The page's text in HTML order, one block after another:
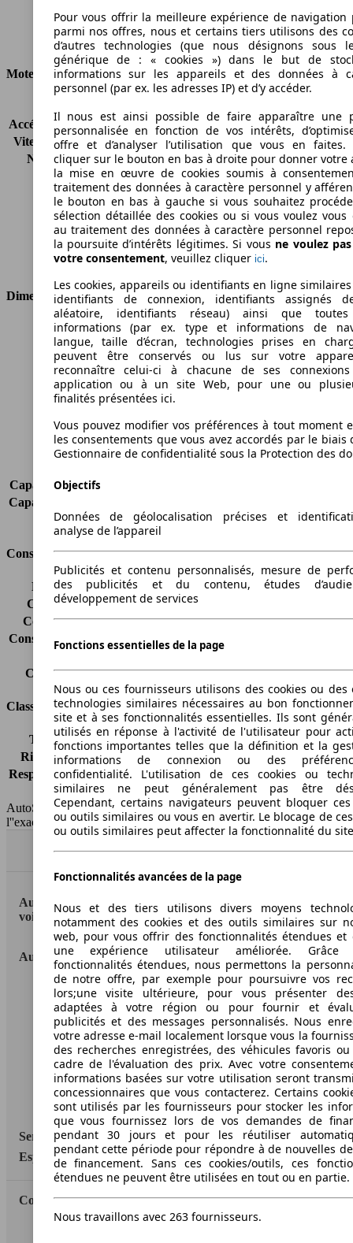
144 g/km
Émissions de CO2 (combinées)*
Moteur et Puissance
Accélération (0-100 km/h)
12.1s
Vitesse maximale (km/h) 176 km/h
Nombre de vitesses
6
Couple
320 nm
Cylindrée
1598 ccm
Carburant
Diesel
Cylindres
4
Transmission
Boîte manuelle
Type de traction
Traction avant
Dimensions
Longueur
4756 mm
Hauteur
1890 mm
Largeur
1832 mm
Empattement
3105 mm
Poids maximum
Portes
5
Sièges
5 - 7
Capacité de remorquage (sans freins)
Capacité de remorquage (avec freins)
Volume du coffre
1050 - 4000 l
Consommation
Émissions de CO2*
144 g/km (komb.)
Consommation (ville)
-
Consommation (route)
-
Consommation (combinée)*
Euro 6d
Capacité du réservoir
60 l
Classes d'assurance
Tous risques
-
Risques partiels
-
Responsabilité civile -
HSN/TSN
n.c./n.c.
AutoScout24 France SAS décline toute responsabilité concernant
l''exactitude des indications fournies.
Haut
AutoScout24: la plus grande plateforme en ligne de
voitures en Europe
AutoScout24
A propos d'AutoScout24
Conditions d'utilisation
Informations légales
Protection des données
Accessibility Statement
Service
Espace Pro
Contact
Pour vous offrir la meilleure expérience de navigation
parmi nos offres, nous et certains tiers utilisons des
d’autres technologies (que nous désignons sous
générique de : « cookies ») dans le but de
informations sur les appareils et des données à
personnel (par ex. les adresses IP) et d’y accéder.
Il nous est ainsi possible de faire apparaître une
personnalisée en fonction de vos intérêts,
offre et d’analyser l’utilisation que vous en faites.
cliquer sur le bouton en bas à droite pour donner votre
la mise en œuvre de cookies soumis à
traitement des données à caractère personnel y
le bouton en bas à gauche si vous souhaitez
sélection détaillée des cookies ou si vous voulez vous
au traitement des données à caractère personnel
la poursuite d’intérêts légitimes. Si vous ne voulez
votre consentement, veuillez cliquer ici.
Les cookies, appareils ou identifiants en ligne
identifiants de connexion, identifiants assignés
aléatoire, identifiants réseau) ainsi que
informations (par ex. type et informations de
langue, taille d’écran, technologies prises en
peuvent être conservés ou lus sur votre
reconnaître celui-ci à chacune de ses
application ou à un site Web, pour une ou
finalités présentées ici.
Vous pouvez modifier vos préférences à tout moment
les consentements que vous avez accordés par le biais
Gestionnaire de confidentialité sous la Protection des
Objectifs
Données de géolocalisation précises et
analyse de l’appareil
Publicités et contenu personnalisés, mesure de
des publicités et du contenu, études
développement de services
Fonctions essentielles de la page
Nous ou ces fournisseurs utilisons des cookies ou des
technologies similaires nécessaires au bon
site et à ses fonctionnalités essentielles. Ils sont
utilisés en réponse à l'activité de l'utilisateur pour
fonctions importantes telles que la définition et la
informations de connexion ou des
confidentialité. L'utilisation de ces cookies ou
similaires ne peut généralement pas être
Cependant, certains navigateurs peuvent bloquer ces
ou outils similaires ou vous en avertir. Le blocage de
ou outils similaires peut affecter la fonctionnalité du
Fonctionnalités avancées de la page
Nous et des tiers utilisons divers moyens
notamment des cookies et des outils similaires sur
web, pour vous offrir des fonctionnalités étendues et
une expérience utilisateur améliorée.
fonctionnalités étendues, nous permettons la
de notre offre, par exemple pour poursuivre vos
lors;une visite ultérieure, pour vous présenter
adaptées à votre région ou pour fournir et
publicités et des messages personnalisés. Nous
votre adresse e-mail localement lorsque vous la
des recherches enregistrées, des véhicules favoris
cadre de l'évaluation des prix. Avec votre
informations basées sur votre utilisation seront
concessionnaires que vous contacterez. Certains
sont utilisés par les fournisseurs pour stocker les
que vous fournissez lors de vos demandes de
pendant 30 jours et pour les réutiliser
pendant cette période pour répondre à de nouvelles
de financement. Sans ces cookies/outils, ces
étendues ne peuvent être utilisées en tout ou en partie.
Nous travaillons avec 263 fournisseurs.